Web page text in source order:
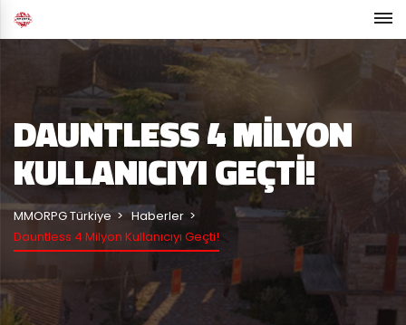
DAUNTLESS 4 MILYON
KULLANICIYI GEÇTI!
MMORPG Türkiye
Haberler
Dauntless 4 Milyon Kullanıcıyı Geçti!